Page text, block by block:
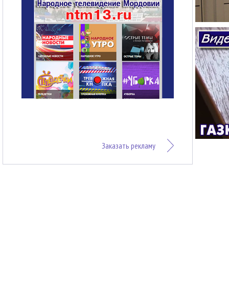
Заказать рекламу